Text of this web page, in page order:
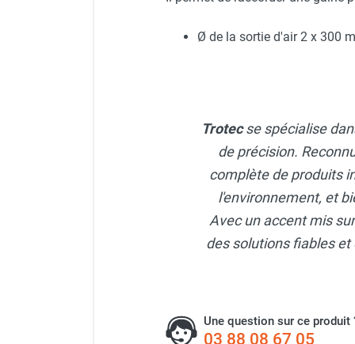
Sèche-main et sèche-cheveux
Chauffage au fioul avec réservoir
Chauffage au fioul à raccorder sur
Chauffage polycombustible / huile
Chauffage d'atelier fixe avec brûleur
Chauffage suspendu au gaz
Ø de la sortie d'air 2 x 300
Trotecse spécialise
de précision.
complète de produits
l'environnement, et
Avec un accent mis
des solutions fiables
Une question sur ce produit
03 88 08 67 05